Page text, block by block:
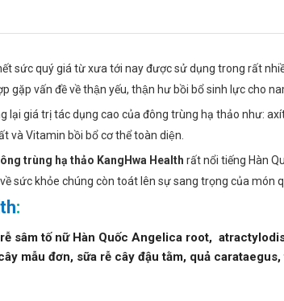
sức quý giá từ xưa tới nay được sử dụng trong rất
vấn đề về thận yếu, thận hư bồi bổ sinh lực cho
giá trị tác dụng cao của đông trùng hạ thảo như:
và Vitamin bồi bổ cơ thể toàn diện.
trùng hạ thảo KangHwa Health rất nổi tiếng Hàn
sức khỏe chúng còn toát lên sự sang trọng của món
:
sâm tố nữ Hàn Quốc Angelica root,
mẫu đơn, sữa rễ cây đậu tằm, quả